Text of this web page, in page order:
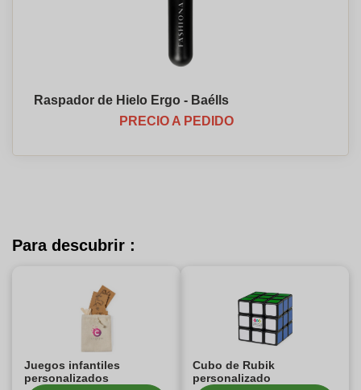
Raspador de Hielo Ergo - Baélls
PRECIO A PEDIDO
Para descubrir :
Juegos infantiles
personalizados
Cubo de Rubik
personalizado